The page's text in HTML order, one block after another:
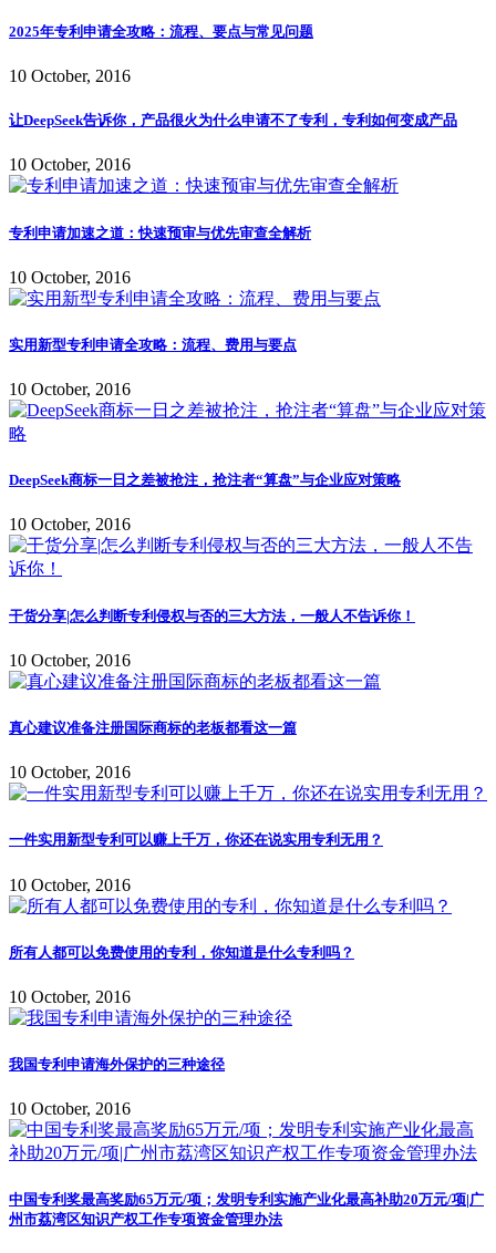
2025年专利申请全攻略：流程、要点与常见问题
10 October, 2016
让DeepSeek告诉你，产品很火为什么申请不了专利，专利如何变成产品
10 October, 2016
专利申请加速之道：快速预审与优先审查全解析
10 October, 2016
实用新型专利申请全攻略：流程、费用与要点
10 October, 2016
DeepSeek商标一日之差被抢注，抢注者“算盘”与企业应对策略
10 October, 2016
干货分享|怎么判断专利侵权与否的三大方法，一般人不告诉你！
10 October, 2016
真心建议准备注册国际商标的老板都看这一篇
10 October, 2016
一件实用新型专利可以赚上千万，你还在说实用专利无用？
10 October, 2016
所有人都可以免费使用的专利，你知道是什么专利吗？
10 October, 2016
我国专利申请海外保护的三种途径
10 October, 2016
中国专利奖最高奖励65万元/项；发明专利实施产业化最高补助20万元/项|广
州市荔湾区知识产权工作专项资金管理办法